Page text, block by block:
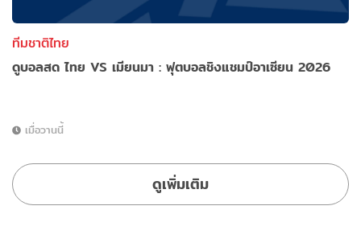
ทีมชาติไทย
ดูบอลสด ไทย VS เมียนมา : ฟุตบอลชิงแชมป์อาเซียน 2026
เมื่อวานนี้
ดูเพิ่มเติม